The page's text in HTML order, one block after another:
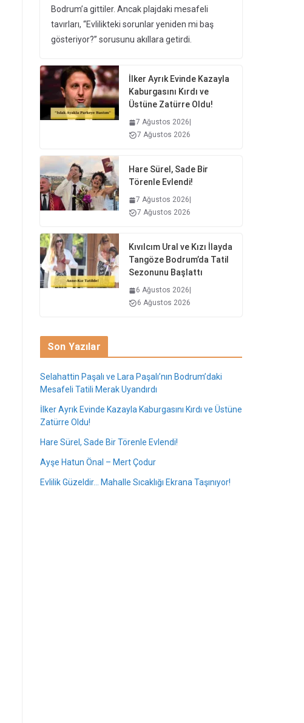
Bodrum’a gittiler. Ancak plajdaki mesafeli
tavırları, “Evlilikteki sorunlar yeniden mi baş
gösteriyor?” sorusunu akıllara getirdi.
İlker Ayrık Evinde Kazayla
Kaburgasını Kırdı ve
Üstüne Zatürre Oldu!
7 Ağustos 2026
7 Ağustos 2026
Hare Sürel, Sade Bir
Törenle Evlendi!
7 Ağustos 2026
7 Ağustos 2026
Kıvılcım Ural ve Kızı İlayda
Tangöze Bodrum’da Tatil
Sezonunu Başlattı
6 Ağustos 2026
6 Ağustos 2026
Son Yazılar
Selahattin Paşalı ve Lara Paşalı’nın Bodrum’daki
Mesafeli Tatili Merak Uyandırdı
İlker Ayrık Evinde Kazayla Kaburgasını Kırdı ve Üstüne
Zatürre Oldu!
Hare Sürel, Sade Bir Törenle Evlendi!
Ayşe Hatun Önal – Mert Çodur
Evlilik Güzeldir… Mahalle Sıcaklığı Ekrana Taşınıyor!